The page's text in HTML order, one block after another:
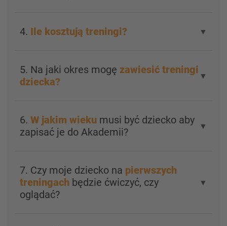
4. Ile kosztują treningi? ▼
5. Na jaki okres mogę zawiesić treningi
dziecka?
▼
6. W jakim wieku musi być dziecko aby
zapisać je do Akademii?
▼
7. Czy moje dziecko na pierwszych
treningach będzie ćwiczyć, czy
oglądać?
▼